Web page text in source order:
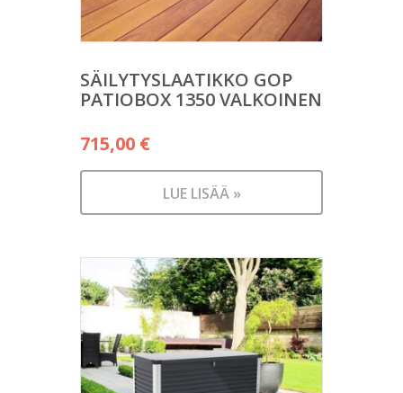
SÄILYTYSLAATIKKO GOP
PATIOBOX 1350 VALKOINEN
715,00 €
LUE LISÄÄ »